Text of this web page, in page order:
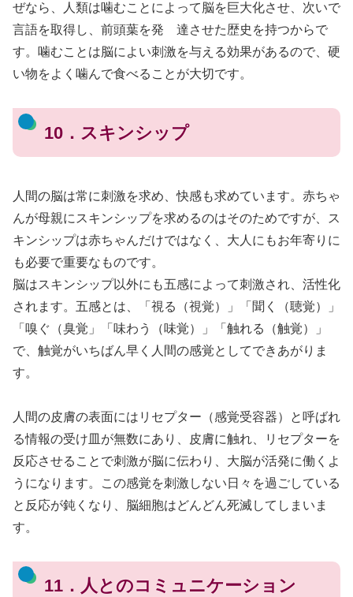
ぜなら、人類は噛むことによって脳を巨大化させ、次いで
言語を取得し、前頭葉を発 達させた歴史を持つからで
す。噛むことは脳によい刺激を与える効果があるので、硬
い物をよく噛んで食べることが大切です。
10．スキンシップ
人間の脳は常に刺激を求め、快感も求めています。赤ちゃ
んが母親にスキンシップを求めるのはそのためですが、ス
キンシップは赤ちゃんだけではなく、大人にもお年寄りに
も必要で重要なものです。
脳はスキンシップ以外にも五感によって刺激され、活性化
されます。五感とは、「視る（視覚）」「聞く（聴覚）」
「嗅ぐ（臭覚」「味わう（味覚）」「触れる（触覚）」
で、触覚がいちばん早く人間の感覚としてできあがりま
す。
人間の皮膚の表面にはリセプター（感覚受容器）と呼ばれ
る情報の受け皿が無数にあり、皮膚に触れ、リセプターを
反応させることで刺激が脳に伝わり、大脳が活発に働くよ
うになります。この感覚を刺激しない日々を過ごしている
と反応が鈍くなり、脳細胞はどんどん死滅してしまいま
す。
11．人とのコミュニケーション